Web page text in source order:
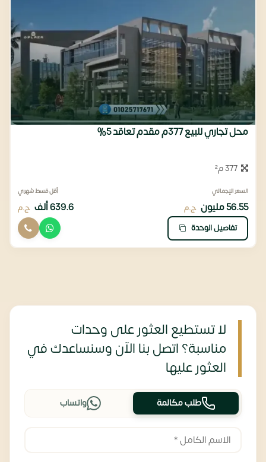
محل تجاري للبيع 377م مقدم تعاقد 5%
السعر الإجمالي
56.55 مليون ج.م
أقل قسط شهري
639.6 ألف ج.م
تفاصيل الوحدة
لا تستطيع العثور على وحدات
مناسبة؟ اتصل بنا الآن وسنساعدك في
العثور عليها
طلب مكالمة واتساب